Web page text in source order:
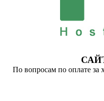
По вопросам по оплате за